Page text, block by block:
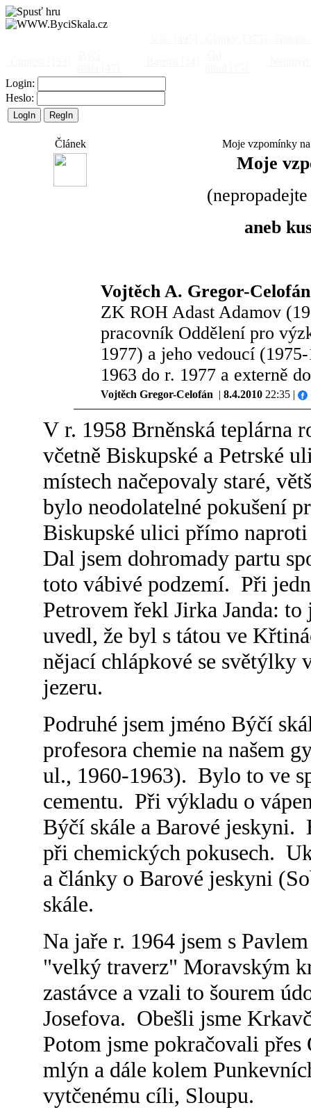
Login:
Heslo:
Článek Moje vzpomínky
Moje
aneb
Vojtěch A. Gregor-Celofán
ZK ROH Adast Adamov
pracovník Oddělení pro
1977) a jeho vedoucí
1963 do r. 1977 a externě
Vojtěch Gregor-Celofán | 8.4.201022:35 |
V r. 1958 Brněnská teplárna
včetně Biskupské a Petrské
místech načepovaly staré,
bylo neodolatelné pokušení
Biskupské ulici přímo
Dal jsem dohromady partu
toto vábivé podzemí. Při
Petrovem řekl Jirka Janda:
uvedl, že byl s tátou ve
nějací chlápkové se světýlky
jezeru.
Podruhé jsem jméno Býčí
profesora chemie na našem
ul., 1960-1963). Bylo to ve
cementu. Při výkladu o
Býčí skále a Barové jeskyni.
při chemických pokusech.
a články o Barové jeskyni
skále.
Na jaře r. 1964 jsem s
"velký traverz" Moravským
zastávce a vzali to šourem
Josefova. Obešli jsme
Potom jsme pokračovali
mlýn a dále kolem
vytčenému cíli, Sloupu.